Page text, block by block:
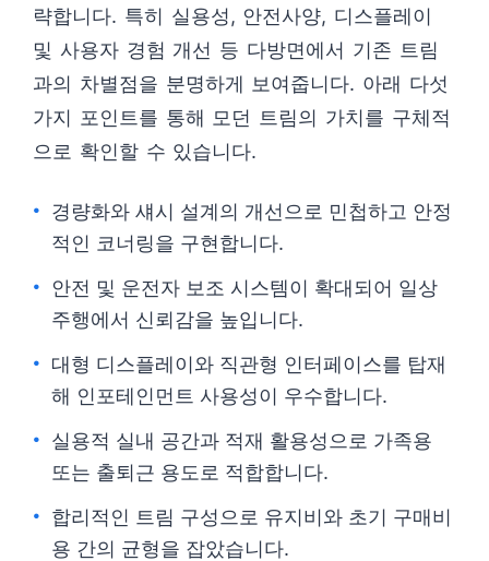
략합니다. 특히 실용성, 안전사양, 디스플레이
및 사용자 경험 개선 등 다방면에서 기존 트림
과의 차별점을 분명하게 보여줍니다. 아래 다섯
가지 포인트를 통해 모던 트림의 가치를 구체적
으로 확인할 수 있습니다.
경량화와 섀시 설계의 개선으로 민첩하고 안정
적인 코너링을 구현합니다.
안전 및 운전자 보조 시스템이 확대되어 일상
주행에서 신뢰감을 높입니다.
대형 디스플레이와 직관형 인터페이스를 탑재
해 인포테인먼트 사용성이 우수합니다.
실용적 실내 공간과 적재 활용성으로 가족용
또는 출퇴근 용도로 적합합니다.
합리적인 트림 구성으로 유지비와 초기 구매비
용 간의 균형을 잡았습니다.